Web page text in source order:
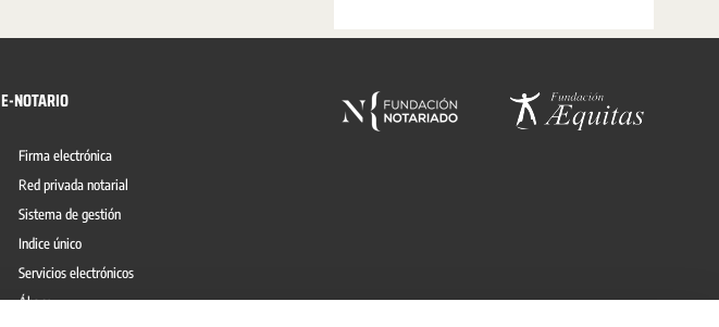
E-NOTARIO
Firma electrónica
Red privada notarial
Sistema de gestión
Indice único
Servicios electrónicos
Ábaco